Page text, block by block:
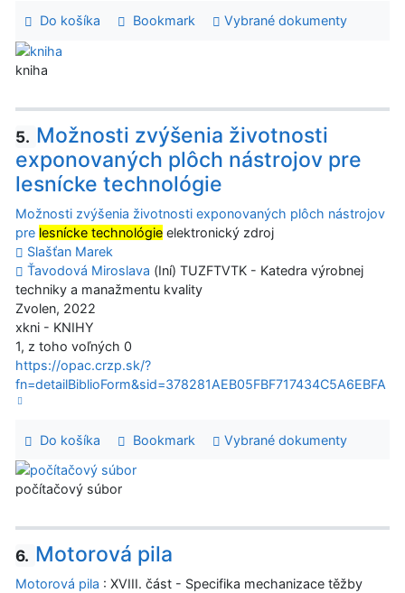
Do košíka Bookmark Vybrané dokumenty
kniha
5. Možnosti zvýšenia životnosti
exponovaných plôch nástrojov pre
lesnícke technológie
Možnosti zvýšenia životnosti exponovaných plôch nástrojov
pre lesnícke technológie elektronický zdroj
Slašťan Marek
Ťavodová Miroslava (Iní) TUZFTVTK - Katedra výrobnej
techniky a manažmentu kvality
Zvolen, 2022
xkni - KNIHY
1, z toho voľných 0
https://opac.crzp.sk/?
fn=detailBiblioForm&sid=378281AEB05FBF717434C5A6EBFA
Do košíka Bookmark Vybrané dokumenty
počítačový súbor
6. Motorová pila
Motorová pila : XVIII. část - Specifika mechanizace těžby